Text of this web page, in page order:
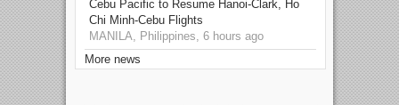
Cebu Pacific to Resume Hanoi-Clark, Ho
Chi Minh-Cebu Flights
MANILA, Philippines, 6 hours ago
More news